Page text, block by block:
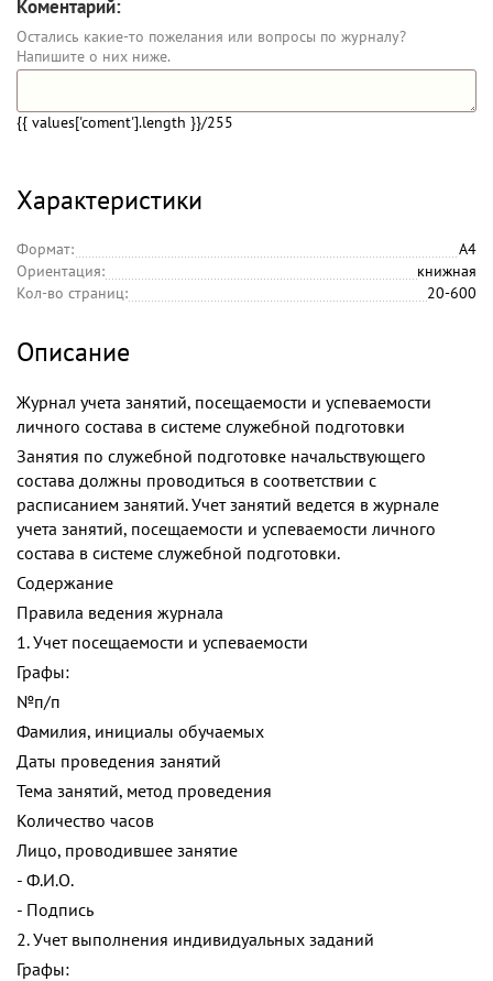
Коментарий:
Остались какие-то пожелания или вопросы по журналу?
Напишите о них ниже.
{{ values['coment'].length }}/255
Характеристики
Формат:
А4
Ориентация:
книжная
Кол-во страниц:
20-600
Описание
Журнал учета занятий, посещаемости и успеваемости
личного состава в системе служебной подготовки
Занятия по служебной подготовке начальствующего
состава должны проводиться в соответствии с
расписанием занятий. Учет занятий ведется в журнале
учета занятий, посещаемости и успеваемости личного
состава в системе служебной подготовки.
Содержание
Правила ведения журнала
1. Учет посещаемости и успеваемости
Графы:
№п/п
Фамилия, инициалы обучаемых
Даты проведения занятий
Тема занятий, метод проведения
Количество часов
Лицо, проводившее занятие
- Ф.И.О.
- Подпись
2. Учет выполнения индивидуальных заданий
Графы: